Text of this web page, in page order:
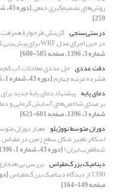
روش‌های تصمیم‌گیری جمعی
259]
درستی‌سنجی گزینش طرحوارۀ همرفت
در حین اجرای مدل WRF برای پیش‌‌‌بینی کوتاه‌مدت بارش
شماره 3، 1396، صفحه 585-600]
دقت عددی حل عددی معادلات آب
فشرده مرتبه چهارم[دوره 43، شماره 1، 1396، صفحه 209-228]
دمای پایه پیشنهاد دمای پایۀ جدید
بر مبنای شاخص‌های آسایش گرمایی و
شماره 3، 1396، صفحه 601-621]
دوران متوسط نووژیلو معیار دوران
اسکالر تغییر شکل سطح زمین در مقیاس
شمالغرب ایران)[دوره 43، شماره 1، 1396، صفحه 87-99]
دینامیک بزرگ‌مقیاس بررسی بی
1390 از دیدگاه دینامیک بزرگ‌مقیاس
صفحه 149-164]